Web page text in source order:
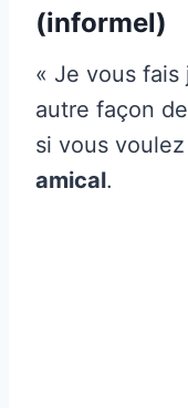
(informel)
« Je vous fais
autre façon
si vous
amical.